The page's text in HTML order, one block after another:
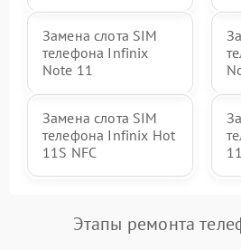
Замена слота SIM
телефона Infinix
Note 11
Замена слота SIM
телефона Infinix Hot
11S NFC
11
Этапы ремонта